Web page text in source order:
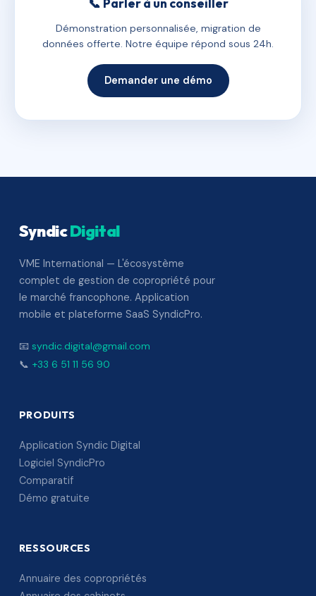
Démonstration personnalisée, migration de
données offerte. Notre équipe répond sous 24h.
Demander une démo
SyndicDigital
VME International — L'écosystème
complet de gestion de copropriété pour
le marché francophone. Application
mobile et plateforme SaaS SyndicPro.
📧 syndic.digital@gmail.com
📞 +33 6 51 11 56 90
PRODUITS
Application Syndic Digital
Logiciel SyndicPro
Comparatif
Démo gratuite
RESSOURCES
Annuaire des copropriétés